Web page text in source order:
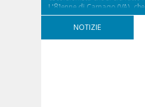
L'81enne di Carnago (VA),
comitiva e aveva riportato un
NOTIZIE